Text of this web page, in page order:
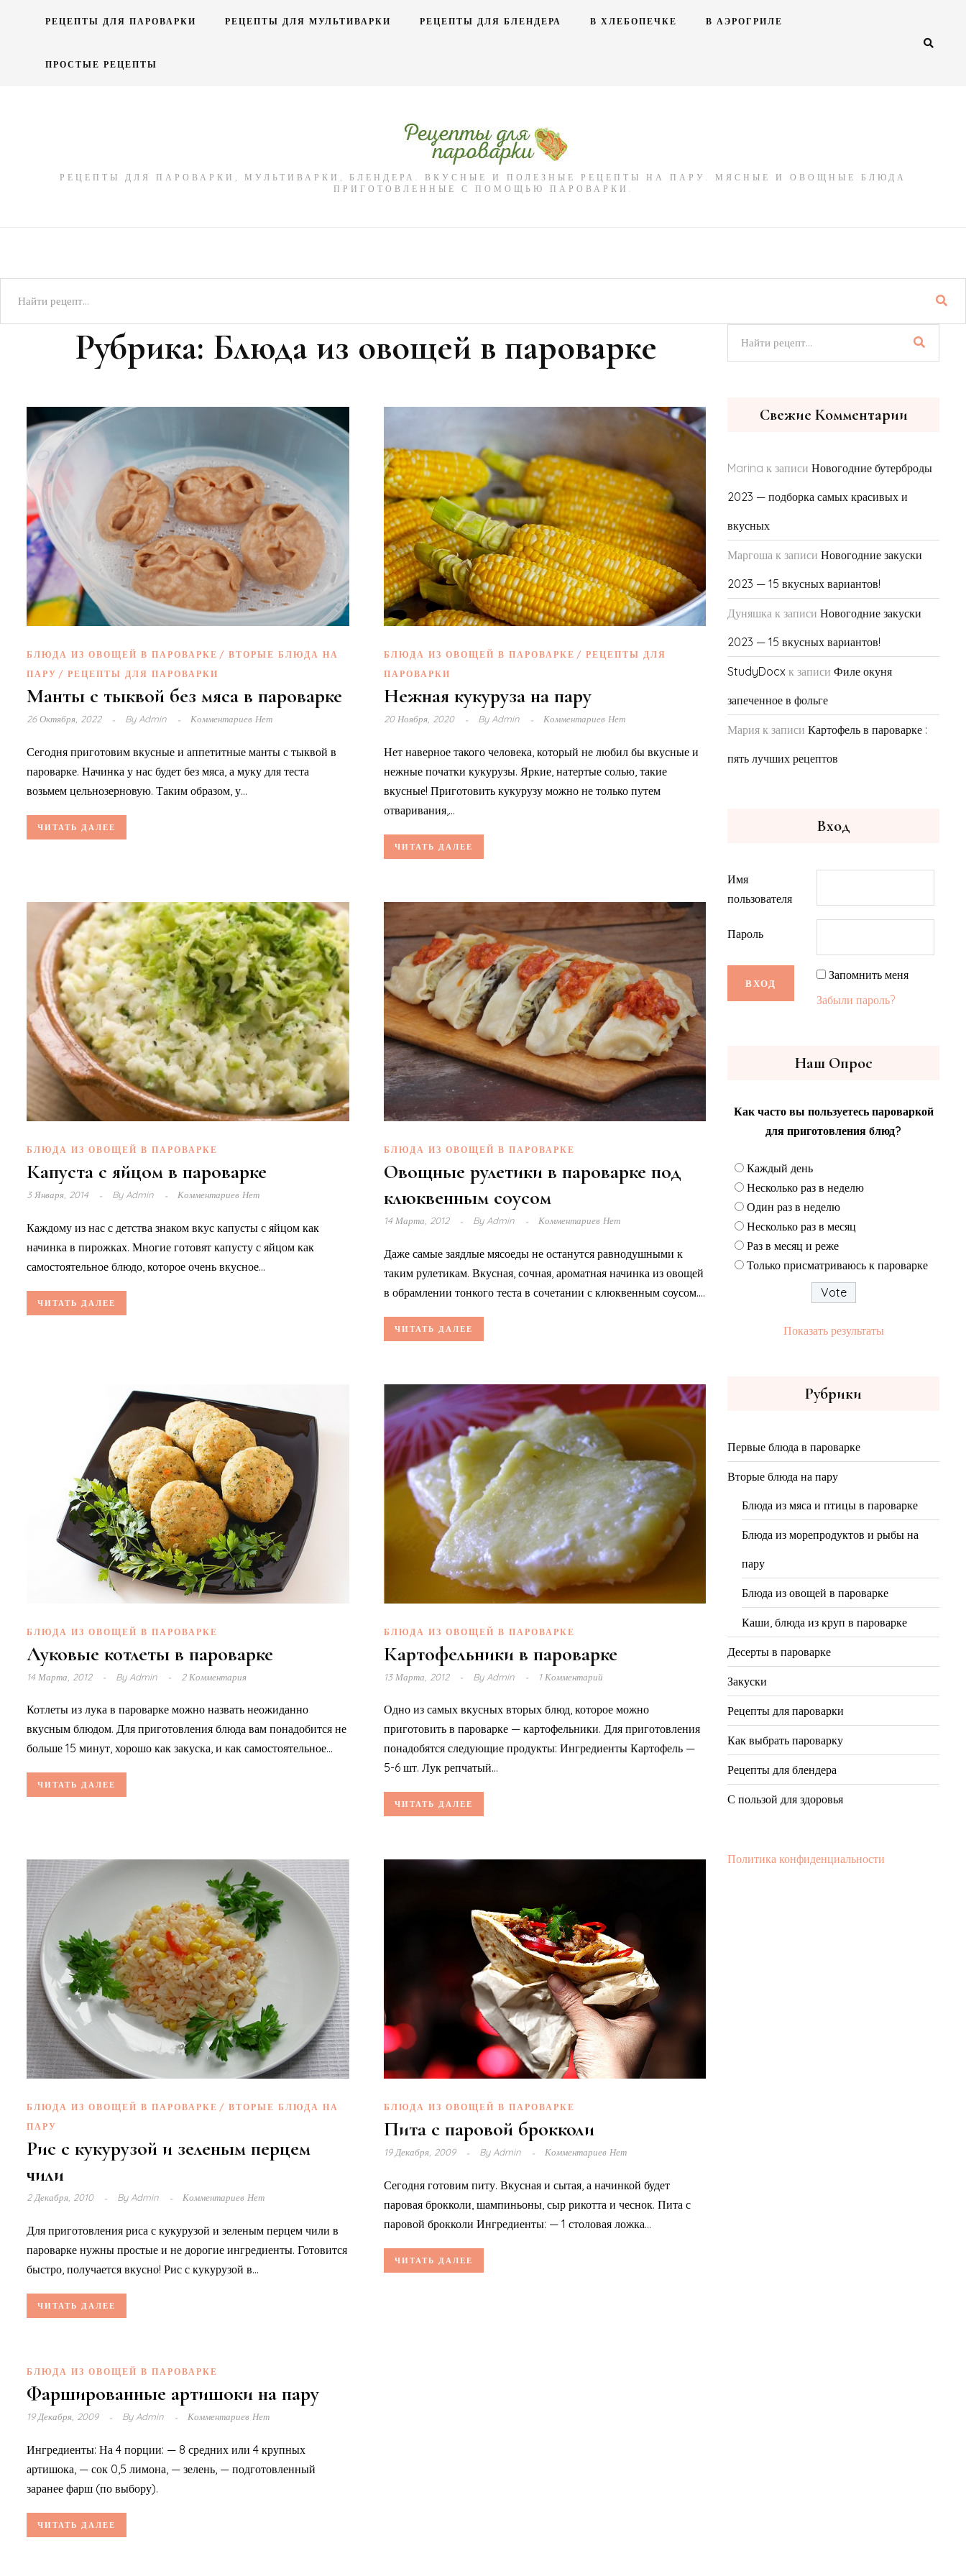
РЕЦЕПТЫ ДЛЯ ПАРОВАРКИ РЕЦЕПТЫ ДЛЯ МУЛЬТИВАРКИ РЕЦЕПТЫ ДЛЯ БЛЕНДЕРА В ХЛЕБОПЕЧКЕ В АЭРОГРИЛЕ
ПРОСТЫЕ РЕЦЕПТЫ
РЕЦЕПТЫ ДЛЯ ПАРОВАРКИ, МУЛЬТИВАРКИ, БЛЕНДЕРА. ВКУСНЫЕ И ПОЛЕЗНЫЕ РЕЦЕПТЫ НА ПАРУ. МЯСНЫЕ И ОВОЩНЫЕ БЛЮДА
ПРИГОТОВЛЕННЫЕ С ПОМОЩЬЮ ПАРОВАРКИ.
Рубрика: Блюда из овощей в пароварке
БЛЮДА ИЗ ОВОЩЕЙ В ПАРОВАРКЕ
ВТОРЫЕ БЛЮДА НА
ПАРУ
РЕЦЕПТЫ ДЛЯ ПАРОВАРКИ
Манты с тыквой без мяса в пароварке
26 Октября, 2022 ByAdmin Комментариев Нет
Сегодня приготовим вкусные и аппетитные манты с тыквой в
пароварке. Начинка у нас будет без мяса, а муку для теста
возьмем цельнозерновую. Таким образом, у...
ЧИТАТЬ ДАЛЕЕ
БЛЮДА ИЗ ОВОЩЕЙ В ПАРОВАРКЕ
РЕЦЕПТЫ ДЛЯ
ПАРОВАРКИ
Нежная кукуруза на пару
20 Ноября, 2020 ByAdmin Комментариев Нет
Нет наверное такого человека, который не любил бы вкусные и
нежные початки кукурузы. Яркие, натертые солью, такие
вкусные! Приготовить кукурузу можно не только путем
отваривания,...
ЧИТАТЬ ДАЛЕЕ
БЛЮДА ИЗ ОВОЩЕЙ В ПАРОВАРКЕ
Капуста с яйцом в пароварке
3 Января, 2014 ByAdmin Комментариев Нет
Каждому из нас с детства знаком вкус капусты с яйцом как
начинка в пирожках. Многие готовят капусту с яйцом как
самостоятельное блюдо, которое очень вкусное...
ЧИТАТЬ ДАЛЕЕ
БЛЮДА ИЗ ОВОЩЕЙ В ПАРОВАРКЕ
Овощные рулетики в пароварке под
клюквенным соусом
14 Марта, 2012 ByAdmin Комментариев Нет
Даже самые заядлые мясоеды не останутся равнодушными к
таким рулетикам. Вкусная, сочная, ароматная начинка из овощей
в обрамлении тонкого теста в сочетании с клюквенным соусом....
ЧИТАТЬ ДАЛЕЕ
БЛЮДА ИЗ ОВОЩЕЙ В ПАРОВАРКЕ
Луковые котлеты в пароварке
14 Марта, 2012 ByAdmin 2 Комментария
Котлеты из лука в пароварке можно назвать неожиданно
вкусным блюдом. Для приготовления блюда вам понадобится не
больше 15 минут, хорошо как закуска, и как самостоятельное...
ЧИТАТЬ ДАЛЕЕ
БЛЮДА ИЗ ОВОЩЕЙ В ПАРОВАРКЕ
Картофельники в пароварке
13 Марта, 2012 ByAdmin 1 Комментарий
Одно из самых вкусных вторых блюд, которое можно
приготовить в пароварке — картофельники. Для приготовления
понадобятся следующие продукты: Ингредиенты Картофель —
5-6 шт. Лук репчатый...
ЧИТАТЬ ДАЛЕЕ
БЛЮДА ИЗ ОВОЩЕЙ В ПАРОВАРКЕ
ВТОРЫЕ БЛЮДА НА
ПАРУ
Рис с кукурузой и зеленым перцем
чили
2 Декабря, 2010 ByAdmin Комментариев Нет
Для приготовления риса с кукурузой и зеленым перцем чили в
пароварке нужны простые и не дорогие ингредиенты. Готовится
быстро, получается вкусно! Рис с кукурузой в...
ЧИТАТЬ ДАЛЕЕ
БЛЮДА ИЗ ОВОЩЕЙ В ПАРОВАРКЕ
Пита с паровой брокколи
19 Декабря, 2009 ByAdmin Комментариев Нет
Сегодня готовим питу. Вкусная и сытая, а начинкой будет
паровая брокколи, шампиньоны, сыр рикотта и чеснок. Пита с
паровой брокколи Ингредиенты: — 1 столовая ложка...
ЧИТАТЬ ДАЛЕЕ
БЛЮДА ИЗ ОВОЩЕЙ В ПАРОВАРКЕ
Фаршированные артишоки на пару
19 Декабря, 2009 ByAdmin Комментариев Нет
Ингредиенты: На 4 порции: — 8 средних или 4 крупных
артишока, — сок 0,5 лимона, — зелень, — подготовленный
заранее фарш (по выбору).
ЧИТАТЬ ДАЛЕЕ
Свежие Комментарии
Marina к записи Новогодние бутерброды
2023 — подборка самых красивых и
вкусных
Маргоша к записи Новогодние закуски
2023 — 15 вкусных вариантов!
Дуняшка к записи Новогодние закуски
2023 — 15 вкусных вариантов!
StudyDocx к записи Филе окуня
запеченное в фольге
Мария к записи Картофель в пароварке :
пять лучших рецептов
Вход
Имя
пользователя
Пароль
Запомнить меня
Забыли пароль?
Наш Опрос
Как часто вы пользуетесь пароваркой
для приготовления блюд?
Каждый день
Несколько раз в неделю
Один раз в неделю
Несколько раз в месяц
Раз в месяц и реже
Только присматриваюсь к пароварке
Показать результаты
Рубрики
Первые блюда в пароварке
Вторые блюда на пару
Блюда из мяса и птицы в пароварке
Блюда из морепродуктов и рыбы на
пару
Блюда из овощей в пароварке
Каши, блюда из круп в пароварке
Десерты в пароварке
Закуски
Рецепты для пароварки
Как выбрать пароварку
Рецепты для блендера
С пользой для здоровья
Политика конфиденциальности